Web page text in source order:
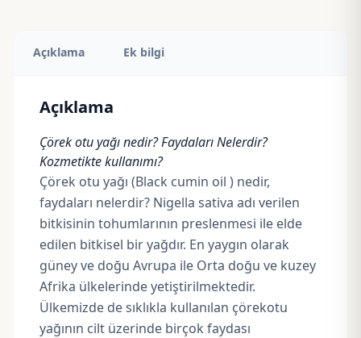
Açıklama Ek bilgi
Açıklama
Çörek otu yağı nedir? Faydaları Nelerdir?
Kozmetikte kullanımı?
Çörek otu yağı (Black cumin oil ) nedir,
faydaları nelerdir? Nigella sativa adı verilen
bitkisinin tohumlarının preslenmesi ile elde
edilen bitkisel bir yağdır. En yaygın olarak
güney ve doğu Avrupa ile Orta doğu ve kuzey
Afrika ülkelerinde yetiştirilmektedir.
Ülkemizde de sıklıkla kullanılan çörekotu
yağının cilt üzerinde birçok faydası